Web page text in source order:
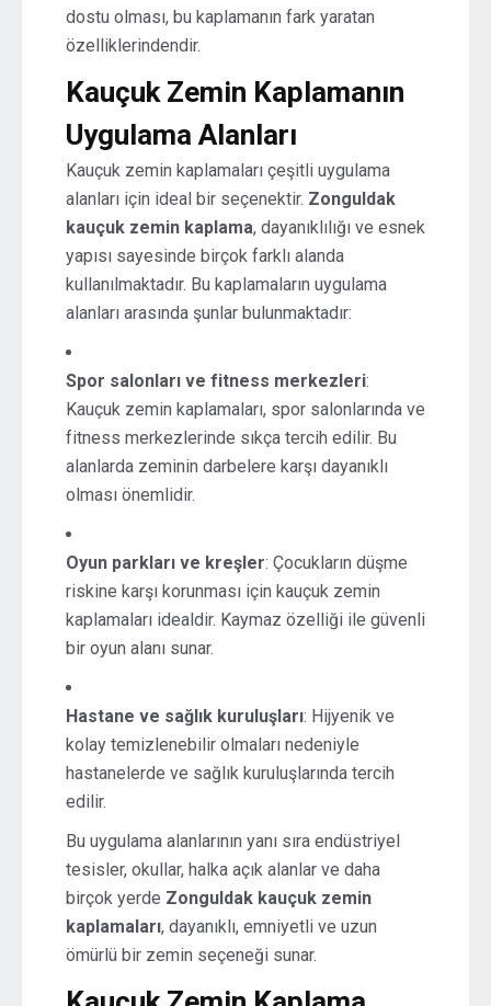
dostu olması, bu kaplamanın fark yaratan
özelliklerindendir.
Kauçuk Zemin Kaplamanın
Uygulama Alanları
Kauçuk zemin kaplamaları çeşitli uygulama
alanları için ideal bir seçenektir. Zonguldak
kauçuk zemin kaplama, dayanıklılığı ve esnek
yapısı sayesinde birçok farklı alanda
kullanılmaktadır. Bu kaplamaların uygulama
alanları arasında şunlar bulunmaktadır:
Spor salonları ve fitness merkezleri:
Kauçuk zemin kaplamaları, spor salonlarında ve
fitness merkezlerinde sıkça tercih edilir. Bu
alanlarda zeminin darbelere karşı dayanıklı
olması önemlidir.
Oyun parkları ve kreşler: Çocukların düşme
riskine karşı korunması için kauçuk zemin
kaplamaları idealdir. Kaymaz özelliği ile güvenli
bir oyun alanı sunar.
Hastane ve sağlık kuruluşları: Hijyenik ve
kolay temizlenebilir olmaları nedeniyle
hastanelerde ve sağlık kuruluşlarında tercih
edilir.
Bu uygulama alanlarının yanı sıra endüstriyel
tesisler, okullar, halka açık alanlar ve daha
birçok yerde Zonguldak kauçuk zemin
kaplamaları, dayanıklı, emniyetli ve uzun
ömürlü bir zemin seçeneği sunar.